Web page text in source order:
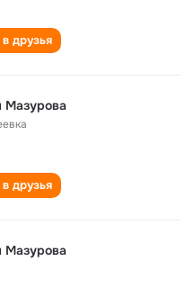
друзья
Мазурова
друзья
Мазурова